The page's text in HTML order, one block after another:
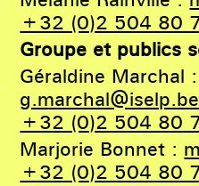
+32 (0)2 504 80
Groupe et publics
Géraldine Marchal :
g.marchal@iselp.be
+32 (0)2 504 80
Marjorie Bonnet :
+32 (0)2 504 80